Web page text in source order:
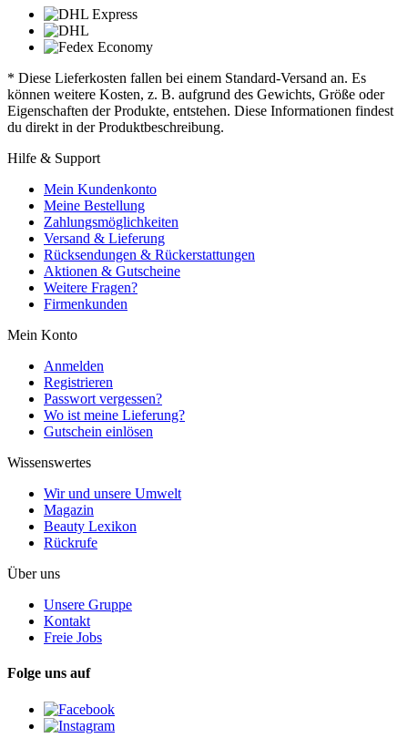
* Diese Lieferkosten fallen bei einem Standard-Versand an. Es
können weitere Kosten, z. B. aufgrund des Gewichts, Größe oder
Eigenschaften der Produkte, entstehen. Diese Informationen findest
du direkt in der Produktbeschreibung.
Hilfe & Support
Mein Kundenkonto
Meine Bestellung
Zahlungsmöglichkeiten
Versand & Lieferung
Rücksendungen & Rückerstattungen
Aktionen & Gutscheine
Weitere Fragen?
Firmenkunden
Mein Konto
Anmelden
Registrieren
Passwort vergessen?
Wo ist meine Lieferung?
Gutschein einlösen
Wissenswertes
Wir und unsere Umwelt
Magazin
Beauty Lexikon
Rückrufe
Über uns
Unsere Gruppe
Kontakt
Freie Jobs
Folge uns auf